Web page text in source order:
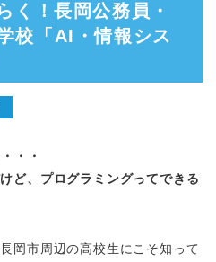
く！長岡公務員・
校「AI・情報シス
・・・
ど、プログラミングってできる
岡市周辺の高校生にこそ知って